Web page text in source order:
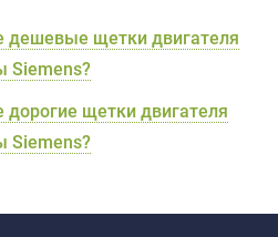
дешевые щетки двигателя
Siemens?
щетки двигателя
Siemens?